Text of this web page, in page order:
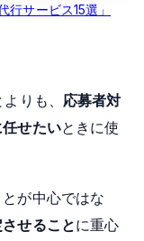
行サービス15選」
りも、 応募者対
せたいときに使
が中心ではな
せることに重心